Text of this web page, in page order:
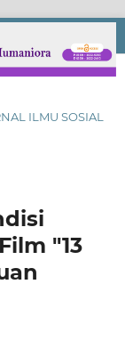
ILMU SOSIAL
"13